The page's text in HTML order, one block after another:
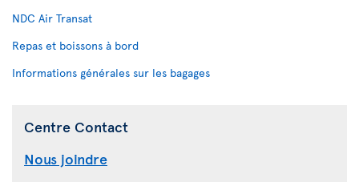
NDC Air Transat
Repas et boissons à bord
Informations générales sur les bagages
Centre Contact
Nous joindre